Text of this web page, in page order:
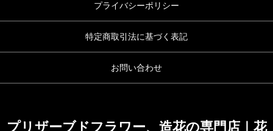
プライバシーポリシー
特定商取引法に基づく表記
お問い合わせ
プリザーブドフラワー、造花の専門店｜花